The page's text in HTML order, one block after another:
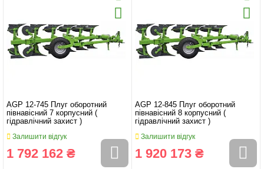
AGP 12-745 Плуг оборотний
півнавісний 7 корпусний (
гідравлічний захист )
Залишити відгук
1 792 162 ₴
AGP 12-845 Плуг оборотний
півнавісний 8 корпусний (
гідравлічний захист )
Залишити відгук
1 920 173 ₴